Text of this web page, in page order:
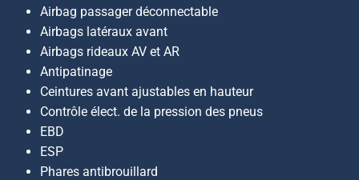
Airbag passager déconnectable
Airbags latéraux avant
Airbags rideaux AV et AR
Antipatinage
Ceintures avant ajustables en hauteur
Contrôle élect. de la pression des pneus
EBD
ESP
Phares antibrouillard